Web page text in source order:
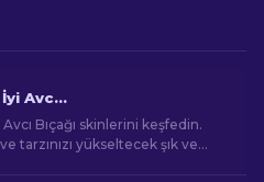
CS2'deki En İyi Avcı Bıçağı Skinleri [2026]
Bıçağı skinlerini keşfedin.
tarzınızı yükseltecek şık ve